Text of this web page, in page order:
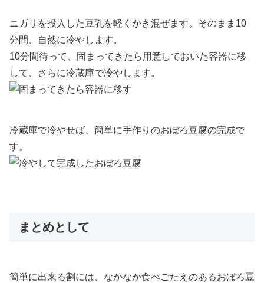
ニガリを投入した豆乳を軽くかき混ぜます。そのまま10
分間、自然に冷やします。
10分間待って、固まってきたら用意しておいた容器に移
して、さらに冷蔵庫で冷やします。
冷蔵庫で冷やせば、簡単に手作りのおぼろ豆腐の完成で
す。
まとめとして
簡単に出来る割には、なかなか食べごたえのあるおぼろ豆